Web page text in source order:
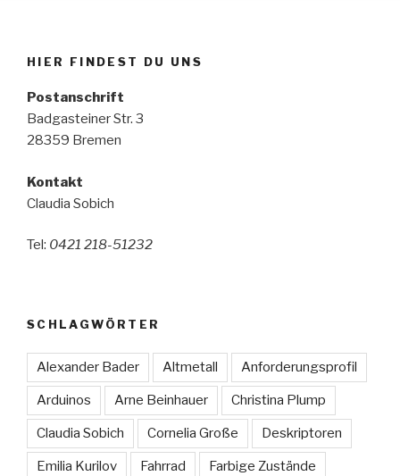
HIER FINDEST DU UNS
Postanschrift
Badgasteiner Str. 3
28359 Bremen
Kontakt
Claudia Sobich
Tel: 0421 218-51232
SCHLAGWÖRTER
Alexander Bader Altmetall Anforderungsprofil
Arduinos Arne Beinhauer Christina Plump
Claudia Sobich Cornelia Große Deskriptoren
Emilia Kurilov Fahrrad Farbige Zustände